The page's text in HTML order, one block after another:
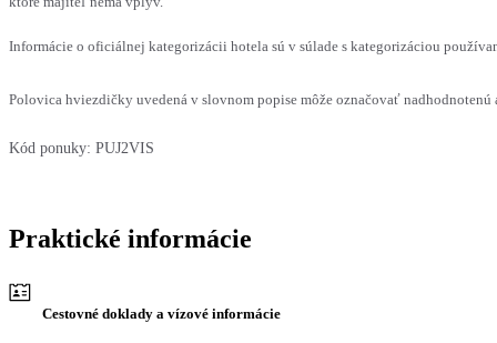
Informácie o oficiálnej kategorizácii hotela sú v súlade s kategorizáciou
Polovica hviezdičky uvedená v slovnom popise môže označovať
Kód ponuky: PUJ2VIS
Praktické informácie
Cestovné doklady a vízové informácie